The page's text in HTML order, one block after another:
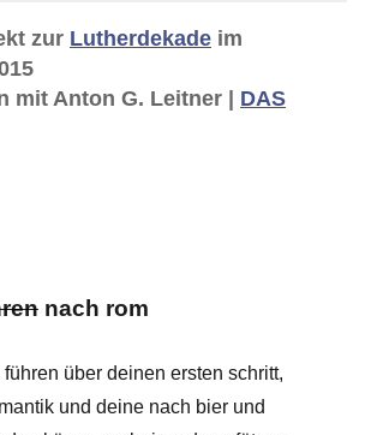
zur Lutherdekade im
mit Anton G. Leitner | DAS
nach rom
über deinen ersten schritt,
und deine nach bier und